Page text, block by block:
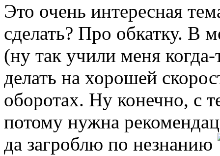
Это очень интересная
сделать? Про обкатку. В
(ну так учили меня
делать на хорошей
оборотах. Ну конечно, с
потому нужна
да загроблю по незнанию